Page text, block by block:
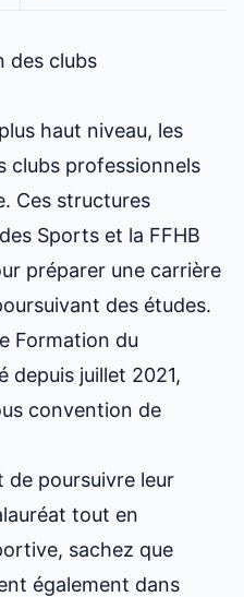
des clubs
haut niveau, les
clubs professionnels
Ces structures
Sports et la FFHB
préparer une carrière
des études.
Formation du
depuis juillet 2021,
convention de
de poursuivre leur
tout en
sachez que
également dans